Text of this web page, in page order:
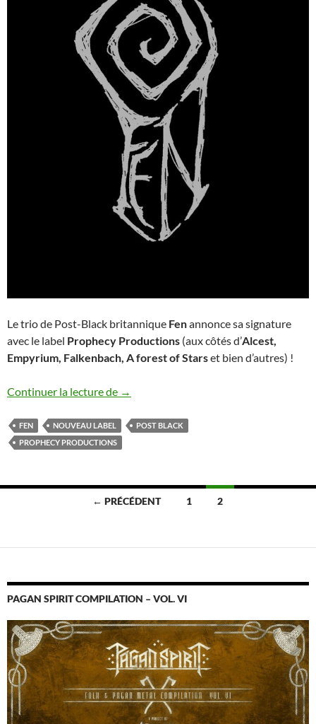
Le trio de Post-Black britannique Fenannonce sa signature
avec le label Prophecy Productions (aux côtés d’Alcest,
Empyrium, Falkenbach, A forest of Starset bien d’autres) !
Continuer la lecture de Nouveau label pour Fen
→
FEN NOUVEAU LABEL
POST BLACK
PROPHECY PRODUCTIONS
articles
← PRÉCÉDENT 1 2
PAGAN SPIRIT COMPILATION – VOL. VI